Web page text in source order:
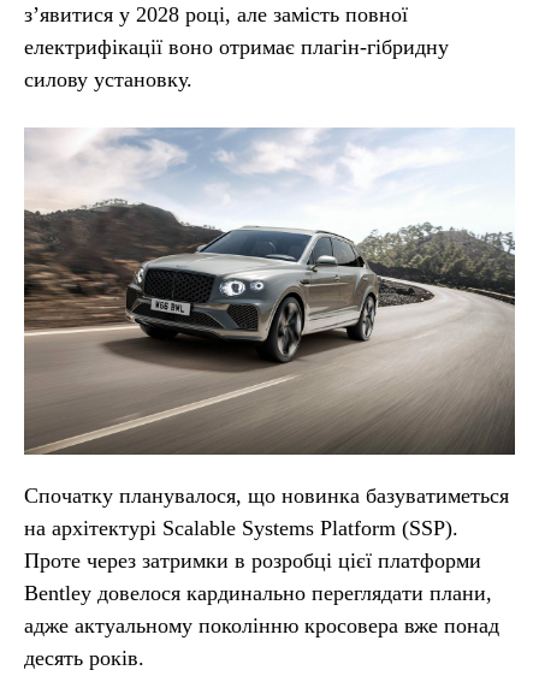
з’явитися у 2028 році, але замість повної
електрифікації воно отримає плагін-гібридну
силову установку.
Спочатку планувалося, що новинка базуватиметься
на архітектурі Scalable Systems Platform (SSP).
Проте через затримки в розробці цієї платформи
Bentley довелося кардинально переглядати плани,
адже актуальному поколінню кросовера вже понад
десять років.